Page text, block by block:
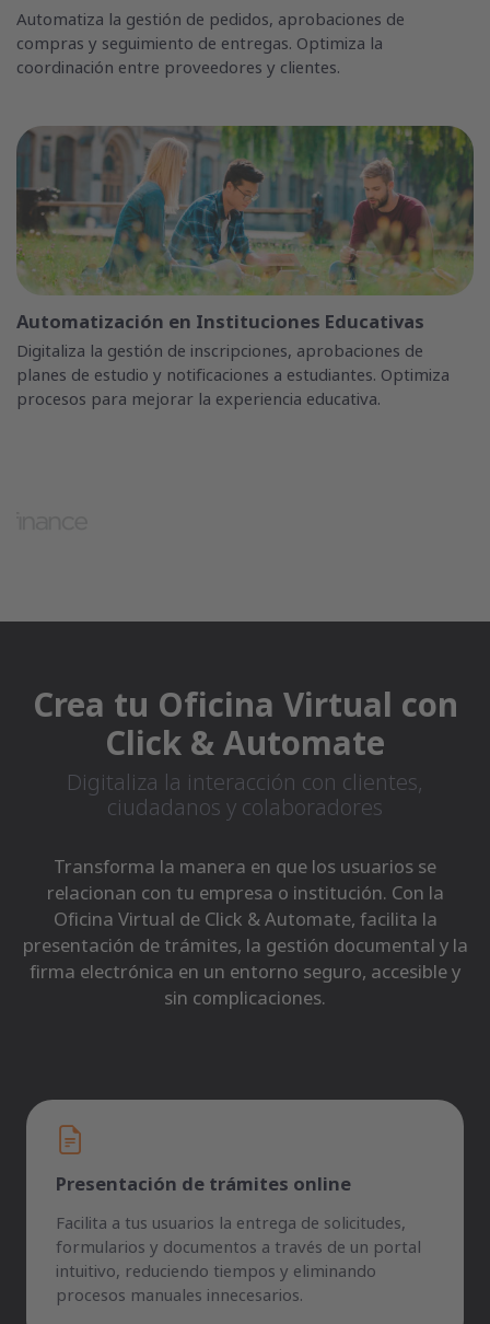
Automatiza la gestión de pedidos, aprobaciones de
compras y seguimiento de entregas. Optimiza la
coordinación entre proveedores y clientes.
Automatización en Instituciones Educativas
Digitaliza la gestión de inscripciones, aprobaciones de
planes de estudio y notificaciones a estudiantes. Optimiza
procesos para mejorar la experiencia educativa.
Crea tu Oficina Virtual con
Click & Automate
Digitaliza la interacción con clientes,
ciudadanos y colaboradores
Transforma la manera en que los usuarios se
relacionan con tu empresa o institución. Con la
Oficina Virtual de Click & Automate, facilita la
presentación de trámites, la gestión documental y la
firma electrónica en un entorno seguro, accesible y
sin complicaciones.
Presentación de trámites online
Facilita a tus usuarios la entrega de solicitudes,
formularios y documentos a través de un portal
intuitivo, reduciendo tiempos y eliminando
procesos manuales innecesarios.